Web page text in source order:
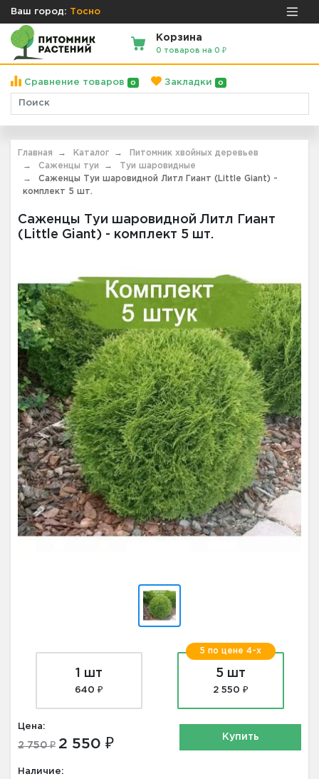
Ваш город: Тосно
Корзина
0 товаров на 0 ₽
Сравнение товаров 0 Закладки 0
Главная Каталог
Питомник хвойных деревьев
Саженцы туи
Туи шаровидные
Саженцы Туи шаровидной Литл Гиант (Little Giant) -
комплект 5 шт.
Саженцы Туи шаровидной Литл Гиант
(Little Giant) - комплект 5 шт.
1 шт
640 ₽
5 по цене 4-х
5 шт
2 550 ₽
Цена:
2 750 ₽ 2 550 ₽
Наличие:
Купить